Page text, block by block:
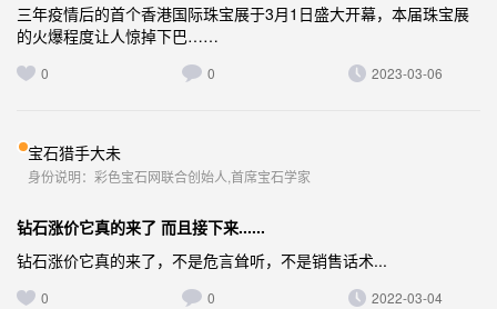
三年疫情后的首个香港国际珠宝展于3月1日盛大开幕，本届珠宝展
的火爆程度让人惊掉下巴……
0 0 2023-03-06
宝石猎手大未
身份说明：彩色宝石网联合创始人,首席宝石学家
钻石涨价它真的来了 而且接下来......
钻石涨价它真的来了，不是危言耸听，不是销售话术...
0 0 2022-03-04